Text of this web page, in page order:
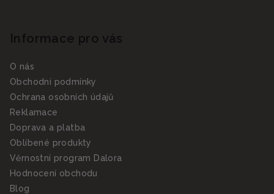
Informace pro vás
O nás
Obchodní podmínky
Ochrana osobních údajů
Reklamace
Doprava a platba
Oblíbené produkty
Věrnostní program Dalora
Hodnocení obchodu
Blog